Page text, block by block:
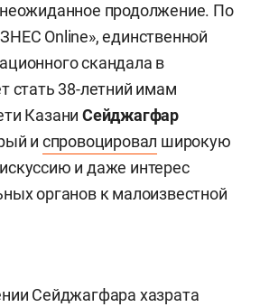
продолжение. По
Online», единственной
скандала в
стать 38-летний имам
КазаниСейджагфар
и спровоцировал широкую
и даже интерес
органов к малоизвестной
Сейджагфара хазрата